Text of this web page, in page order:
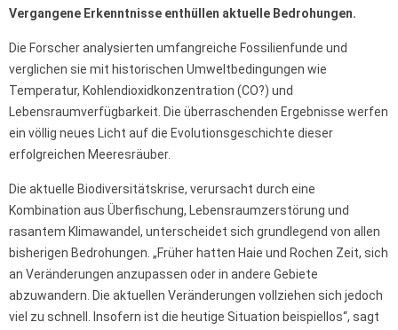
Vergangene Erkenntnisse enthüllen aktuelle Bedrohungen.
Die Forscher analysierten umfangreiche Fossilienfunde und
verglichen sie mit historischen Umweltbedingungen wie
Temperatur, Kohlendioxidkonzentration (CO?) und
Lebensraumverfügbarkeit. Die überraschenden Ergebnisse werfen
ein völlig neues Licht auf die Evolutionsgeschichte dieser
erfolgreichen Meeresräuber.
Die aktuelle Biodiversitätskrise, verursacht durch eine
Kombination aus Überfischung, Lebensraumzerstörung und
rasantem Klimawandel, unterscheidet sich grundlegend von allen
bisherigen Bedrohungen. „Früher hatten Haie und Rochen Zeit, sich
an Veränderungen anzupassen oder in andere Gebiete
abzuwandern. Die aktuellen Veränderungen vollziehen sich jedoch
viel zu schnell. Insofern ist die heutige Situation beispiellos“, sagt